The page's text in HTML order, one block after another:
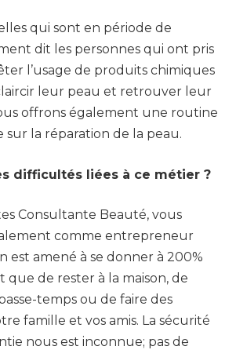
qui sont en période de
dit les personnes qui ont pris
l’usage de produits chimiques
leur peau et retrouver leur
offrons également une routine
sur la réparation de la peau.
difficultés liées à ce métier ?
Consultante Beauté, vous
comme entrepreneur
est amené à se donner à 200%
de rester à la maison, de
temps ou de faire des
famille et vos amis. La sécurité
nous est inconnue; pas de